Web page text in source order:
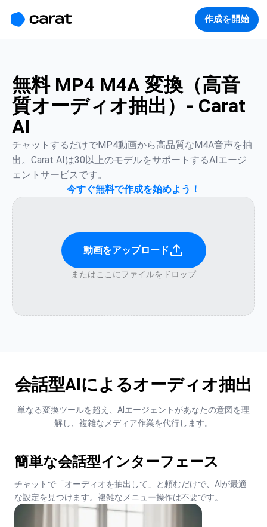
作成を開始
無料 MP4 M4A 変換（高音
質オーディオ抽出）- Carat
AI
チャットするだけでMP4動画から高品質なM4A音声を抽
出。Carat AIは30以上のモデルをサポートするAIエージ
ェントサービスです。
今すぐ無料で作成を始めよう！
動画をアップロード
またはここにファイルをドロップ
会話型AIによるオーディオ抽出
単なる変換ツールを超え、AIエージェントがあなたの意図を理
解し、複雑なメディア作業を代行します。
簡単な会話型インターフェース
チャットで「オーディオを抽出して」と頼むだけで、AIが最適
な設定を見つけます。複雑なメニュー操作は不要です。